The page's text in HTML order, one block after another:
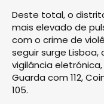
Deste total, o
mais elevado de
com o crime de
seguir surge
vigilância
Guarda com 112,
105.